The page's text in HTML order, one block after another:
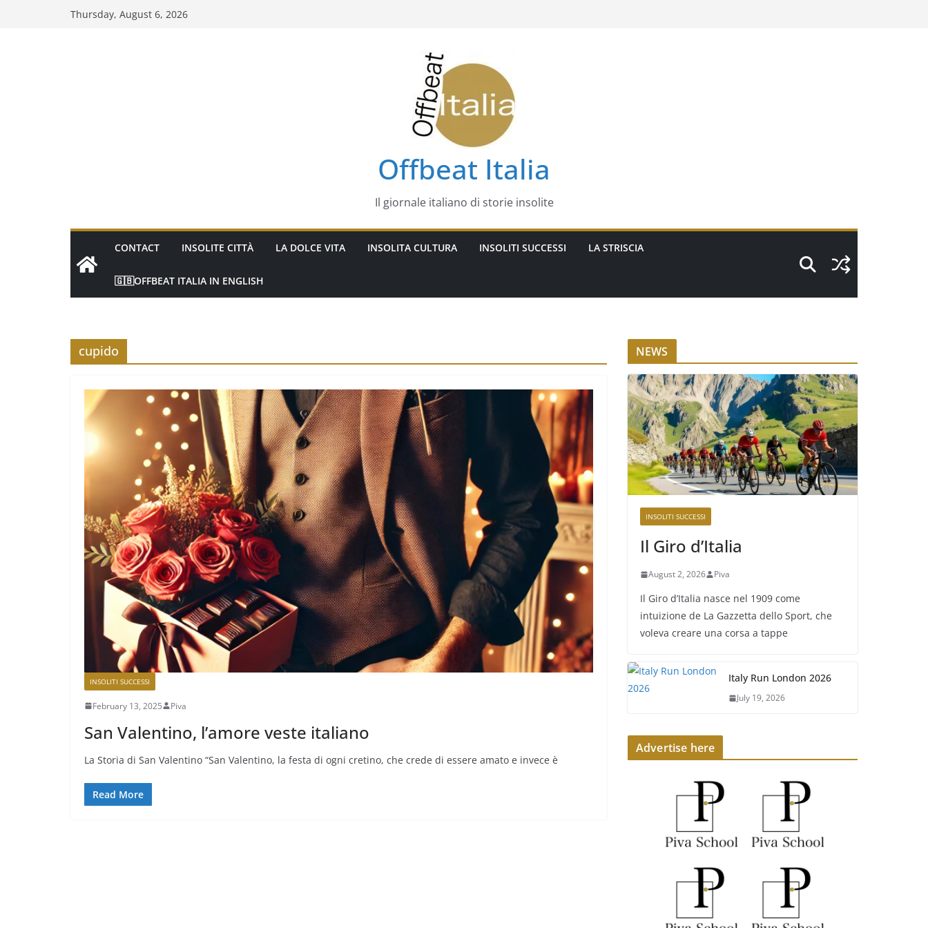
Thursday, August 6, 2026
Offbeat Italia
Il giornale italiano di storie insolite
CONTACT INSOLITE CITTÀ LA DOLCE VITA INSOLITA CULTURA INSOLITI SUCCESSI LA STRISCIA
🇬🇧OFFBEAT ITALIA IN ENGLISH
cupido
INSOLITI SUCCESSI
February 13, 2025 Piva
San Valentino, l’amore veste italiano
La Storia di San Valentino “San Valentino, la festa di ogni cretino, che crede di essere amato e invece è
Read More
NEWS
INSOLITI SUCCESSI
Il Giro d’Italia
August 2, 2026 Piva
Il Giro d’Italia nasce nel 1909 come
intuizione de La Gazzetta dello Sport, che
voleva creare una corsa a tappe
Italy Run London 2026
July 19, 2026
Advertise here